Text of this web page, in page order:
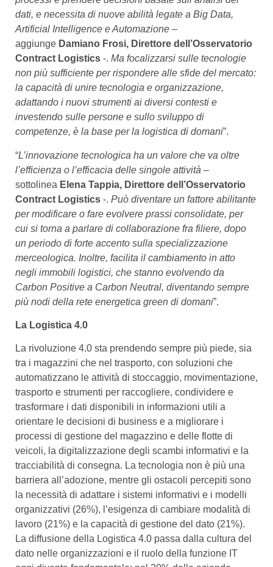
dati, e necessita di nuove abilità legate a Big Data,
Artificial Intelligence e Automazione –
aggiunge Damiano Frosi, Direttore dell’Osservatorio
Contract Logistics -. Ma focalizzarsi sulle tecnologie
non più sufficiente per rispondere alle sfide del mercato:
la capacità di unire tecnologia e organizzazione,
adattando i nuovi strumenti ai diversi contesti e
investendo sulle persone e sullo sviluppo di
competenze, è la base per la logistica di domani”.
“L’innovazione tecnologica ha un valore che va oltre
l’efficienza o l’efficacia delle singole attività –
sottolinea Elena Tappia, Direttore dell’Osservatorio
Contract Logistics -. Può diventare un fattore abilitante
per modificare o fare evolvere prassi consolidate, per
cui si torna a parlare di collaborazione fra filiere, dopo
un periodo di forte accento sulla specializzazione
merceologica. Inoltre, facilita il cambiamento in atto
negli immobili logistici, che stanno evolvendo da
Carbon Positive a Carbon Neutral, diventando sempre
più nodi della rete energetica green di domani”.
La Logistica 4.0
La rivoluzione 4.0 sta prendendo sempre più piede, sia
tra i magazzini che nel trasporto, con soluzioni che
automatizzano le attività di stoccaggio, movimentazione,
trasporto e strumenti per raccogliere, condividere e
trasformare i dati disponibili in informazioni utili a
orientare le decisioni di business e a migliorare i
processi di gestione del magazzino e delle flotte di
veicoli, la digitalizzazione degli scambi informativi e la
tracciabilità di consegna. La tecnologia non è più una
barriera all’adozione, mentre gli ostacoli percepiti sono
la necessità di adattare i sistemi informativi e i modelli
organizzativi (26%), l’esigenza di cambiare modalità di
lavoro (21%) e la capacità di gestione del dato (21%).
La diffusione della Logistica 4.0 passa dalla cultura del
dato nelle organizzazioni e il ruolo della funzione IT